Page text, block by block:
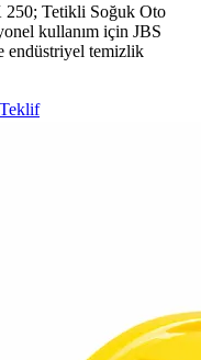
250; Tetikli Soğuk Oto
kullanım için JBS
endüstriyel temizlik